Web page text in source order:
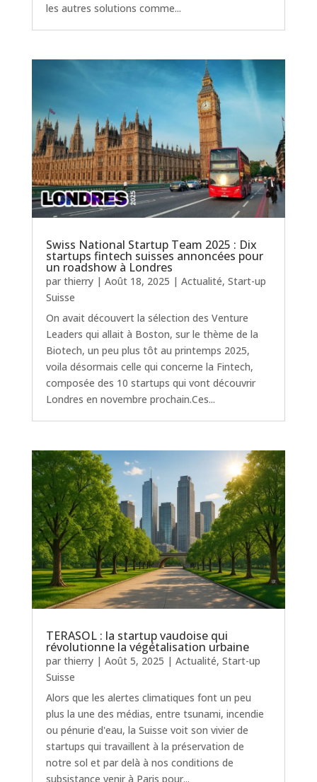
les autres solutions comme...
Swiss National Startup Team 2025 : Dix
startups fintech suisses annoncées pour
un roadshow à Londres
par thierry| Août 18, 2025 | Actualité, Start-up
Suisse
On avait découvert la sélection des Venture
Leaders qui allait à Boston, sur le thème de la
Biotech, un peu plus tôt au printemps 2025,
voila désormais celle qui concerne la Fintech,
composée des 10 startups qui vont découvrir
Londres en novembre prochain.Ces...
TERASOL : la startup vaudoise qui
révolutionne la végétalisation urbaine
par thierry| Août 5, 2025 | Actualité, Start-up
Suisse
Alors que les alertes climatiques font un peu
plus la une des médias, entre tsunami, incendie
ou pénurie d'eau, la Suisse voit son vivier de
startups qui travaillent à la préservation de
notre sol et par delà à nos conditions de
subsistance venir à Paris pour...